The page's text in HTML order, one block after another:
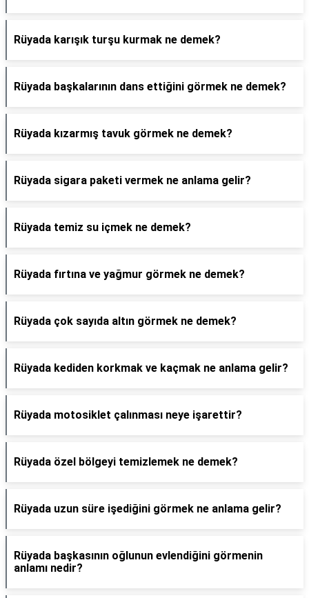
Rüyada karışık turşu kurmak ne demek?
Rüyada başkalarının dans ettiğini görmek ne demek?
Rüyada kızarmış tavuk görmek ne demek?
Rüyada sigara paketi vermek ne anlama gelir?
Rüyada temiz su içmek ne demek?
Rüyada fırtına ve yağmur görmek ne demek?
Rüyada çok sayıda altın görmek ne demek?
Rüyada kediden korkmak ve kaçmak ne anlama gelir?
Rüyada motosiklet çalınması neye işarettir?
Rüyada özel bölgeyi temizlemek ne demek?
Rüyada uzun süre işediğini görmek ne anlama gelir?
Rüyada başkasının oğlunun evlendiğini görmenin
anlamı nedir?